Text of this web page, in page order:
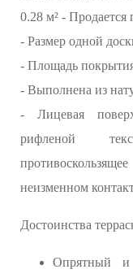
0.28 м² - Продается
- Размер одной
- Площадь
- Выполнена из
- Лицевая
рифленой
неизменном
Достоинства
Опрятный